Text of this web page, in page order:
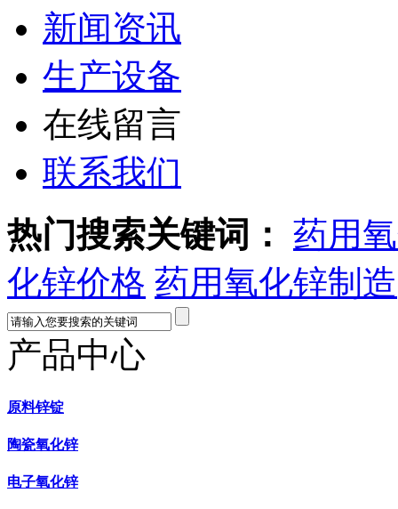
新闻资讯
生产设备
在线留言
联系我们
热门搜索关键词： 药用
化锌价格 药用氧化锌制造
产品中心
原料锌锭
陶瓷氧化锌
电子氧化锌